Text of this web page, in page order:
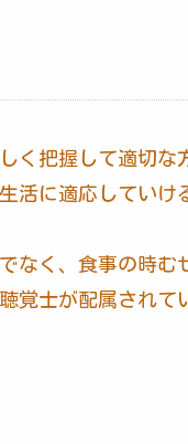
く把握して適切な
活に適応していけ
なく、食事の時む
覚士が配属されて